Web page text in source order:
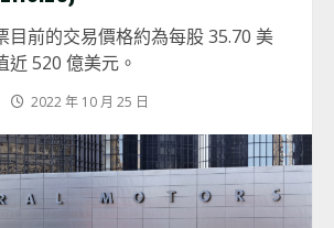
目前的交易價格約為每股 35.70 美
近 520 億美元。
2022 年 10 月 25 日